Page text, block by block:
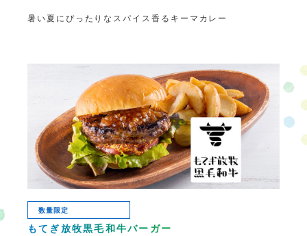
暑い夏にぴったりなスパイス香るキーマカレー
数量限定
もてぎ放牧黒毛和牛バーガー